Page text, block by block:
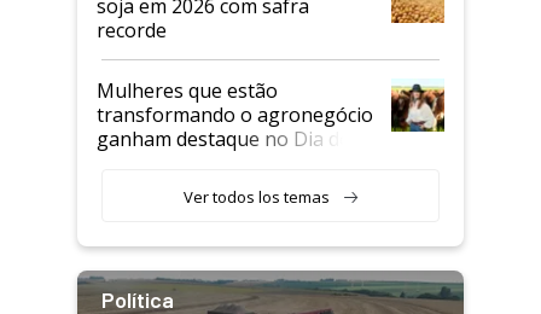
soja em 2026 com safra
recorde
Mulheres que estão
transformando o agronegócio
ganham destaque no Dia do
Ver todos los temas
Política